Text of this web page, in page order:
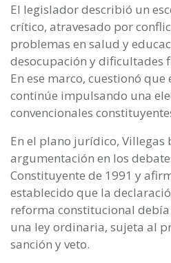
El legislador describió un
crítico, atravesado por
problemas en salud y
desocupación y dificultades
En ese marco, cuestionó
continúe impulsando una
convencionales
En el plano jurídico, Villegas
argumentación en los
Constituyente de 1991 y
establecido que la
reforma constitucional
una ley ordinaria, sujeta al
sanción y veto.